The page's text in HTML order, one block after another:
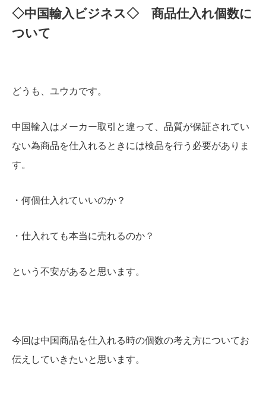
◇中国輸入ビジネス◇ 商品仕入れ個数に
ついて
どうも、ユウカです。
中国輸入はメーカー取引と違って、品質が保証されてい
ない為商品を仕入れるときには検品を行う必要がありま
す。
・何個仕入れていいのか？
・仕入れても本当に売れるのか？
という不安があると思います。
今回は中国商品を仕入れる時の個数の考え方についてお
伝えしていきたいと思います。